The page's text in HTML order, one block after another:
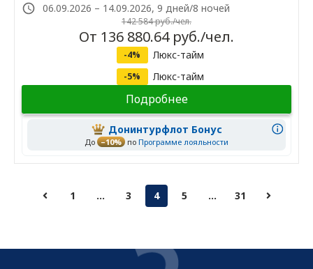
06.09.2026 – 14.09.2026, 9 дней/8 ночей
142 584 руб./чел.
От 136 880.64 руб./чел.
-4% Люкс-тайм
-5% Люкс-тайм
Подробнее
Донинтурфлот Бонус
До –10% по Программе лояльности
1 ... 3 4 5 ... 31